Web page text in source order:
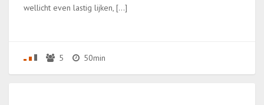
wellicht even lastig lijken, […]
5 50min